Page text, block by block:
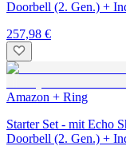
Doorbell (2. Gen.) +
257,98 €
Amazon + Ring
Starter Set - mit Echo
Doorbell (2. Gen.) +